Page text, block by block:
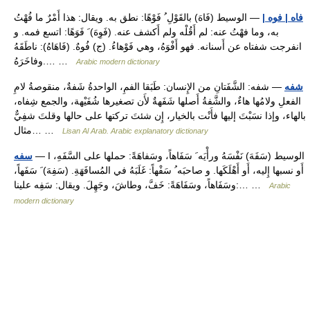
فاه | فوه | — الوسيط (فَاهَ) بالقَوْلِ ُ فَوْهًا: نطق به. ويقال: هذا أَمْرٌ ما فُهْتُ
به، وما فهْتُ عنه: لم أَقُلْه ولم أَكشف عنه. (فَوِهَ) َ فَوَهًا: اتسع فمه. و
انفرجت شفتاه عن أَسنانه. فهو أَفْوَهُ، وهي فَوْهاءُ. (ج) فُوهٌ. (فَاهَاهُ): ناطَقَهُ
Arabic modern dictionary
شفه — شفه: الشَّفَتانِ من الإِنسان: طَبَقا الفمِ، الواحدةُ شَفةٌ، منقوصةُ لامِ
الفعلِ ولامُها هاءٌ، والشَّفةُ أَصلها شَفَهةٌ لأَن تصغيرها شُفَيْهة، والجمع شِفاه،
بالهاء، وإذا نسَبْتَ إليها فأَنْت بالخيار، إِن شئتَ تركتها على حالها وقلتَ شفِيٌّ
Lisan Al Arab. Arabic explanatory dictionary
سفه — I الوسيط (سَفَهَ) نَفْسَهُ ورأْيَه َ سَفَاهاً، وسَفاهَةً: حملها على السَّفَهِ،
أَو نسبها إِليه، أَو أَهْلَكَها. و صاحبَه ُ سَفْهاً: غَلَبَهُ في المُسافَهَةِ. (سَفِهَ) َ سَفَهاً،
وسَفَاهاً، وسَفَاهَةً: خَفَّ، وطاشَ، وجَهِلَ. ويقال: سَفِه علينا:… …
Arabic
modern dictionary